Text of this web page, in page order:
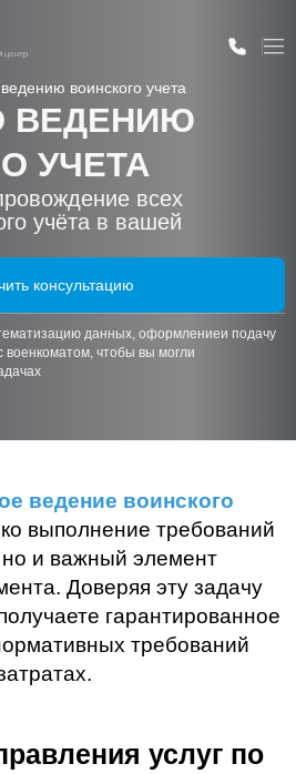
воинского учета
ВЕДЕНИЮ
УЧЕТА
всех
учёта в вашей
консультацию
данных, оформлениеи подачу
военкоматом, чтобы вы могли
ведение воинского
выполнение требований
но и важный элемент
Доверяя эту задачу
гарантированное
требований
услуг по